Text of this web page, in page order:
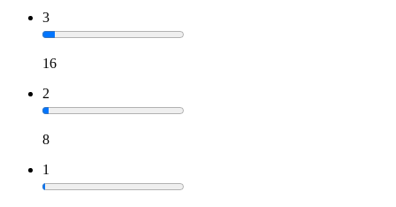
3
16
2
8
1